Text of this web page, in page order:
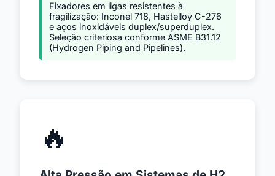
Fixadores em ligas resistentes à
fragilização: Inconel 718, Hastelloy C-276
e aços inoxidáveis duplex/superduplex.
Seleção criteriosa conforme ASME B31.12
(Hydrogen Piping and Pipelines).
🔥